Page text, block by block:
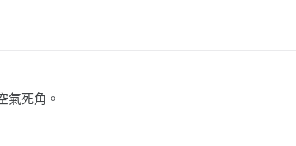
氣死角。